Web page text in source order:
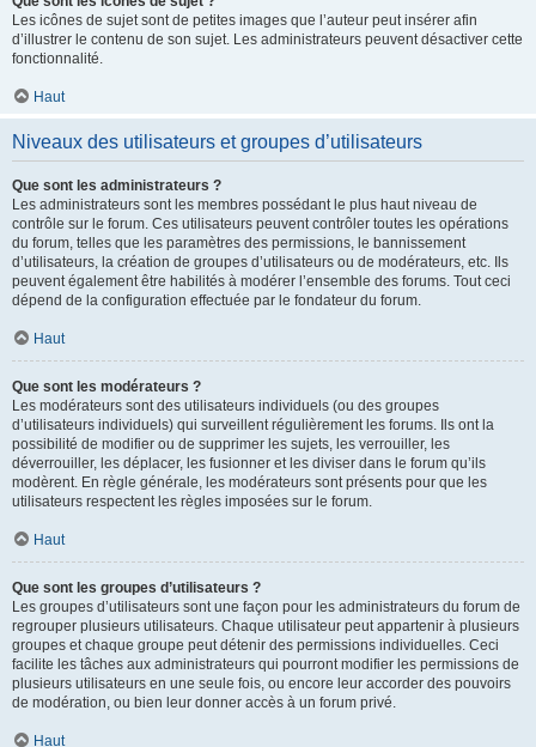
Les icônes de sujet sont de petites images que l’auteur peut insérer afin
d’illustrer le contenu de son sujet. Les administrateurs peuvent désactiver cette
fonctionnalité.
Haut
Niveaux des utilisateurs et groupes d’utilisateurs
Que sont les administrateurs ?
Les administrateurs sont les membres possédant le plus haut niveau de
contrôle sur le forum. Ces utilisateurs peuvent contrôler toutes les opérations
du forum, telles que les paramètres des permissions, le bannissement
d’utilisateurs, la création de groupes d’utilisateurs ou de modérateurs, etc. Ils
peuvent également être habilités à modérer l’ensemble des forums. Tout ceci
dépend de la configuration effectuée par le fondateur du forum.
Haut
Que sont les modérateurs ?
Les modérateurs sont des utilisateurs individuels (ou des groupes
d’utilisateurs individuels) qui surveillent régulièrement les forums. Ils ont la
possibilité de modifier ou de supprimer les sujets, les verrouiller, les
déverrouiller, les déplacer, les fusionner et les diviser dans le forum qu’ils
modèrent. En règle générale, les modérateurs sont présents pour que les
utilisateurs respectent les règles imposées sur le forum.
Haut
Que sont les groupes d’utilisateurs ?
Les groupes d’utilisateurs sont une façon pour les administrateurs du forum de
regrouper plusieurs utilisateurs. Chaque utilisateur peut appartenir à plusieurs
groupes et chaque groupe peut détenir des permissions individuelles. Ceci
facilite les tâches aux administrateurs qui pourront modifier les permissions de
plusieurs utilisateurs en une seule fois, ou encore leur accorder des pouvoirs
de modération, ou bien leur donner accès à un forum privé.
Haut